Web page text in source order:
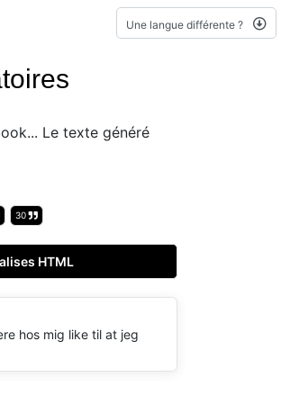
Une langue différente ?
Le texte généré
30
HTML
hos mig like til at jeg